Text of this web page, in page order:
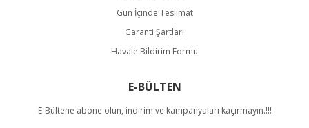
Gün İçinde Teslimat
Garanti Şartları
Havale Bildirim Formu
E-BÜLTEN
E-Bültene abone olun, indirim ve kampanyaları kaçırmayın.!!!